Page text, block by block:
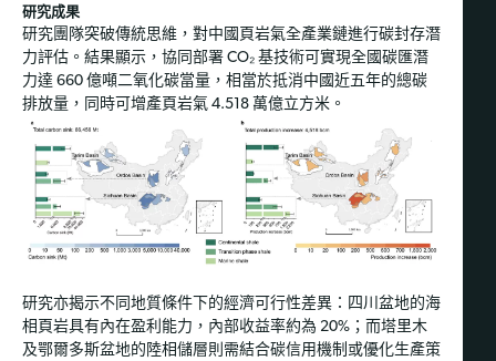
研究成果
研究團隊突破傳統思維，對中國頁岩氣全產業鏈進行碳封存潛
力評估。結果顯示，協同部署 CO₂ 基技術可實現全國碳匯潛
力達 660 億噸二氧化碳當量，相當於抵消中國近五年的總碳
排放量，同時可增產頁岩氣 4.518 萬億立方米。
研究亦揭示不同地質條件下的經濟可行性差異：四川盆地的海
相頁岩具有內在盈利能力，內部收益率約為 20%；而塔里木
及鄂爾多斯盆地的陸相儲層則需結合碳信用機制或優化生產策